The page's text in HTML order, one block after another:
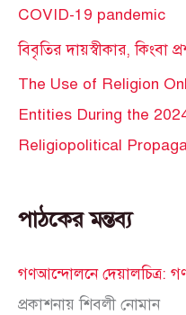
COVID-19 pandemic
বিবৃতির দায়স্বীকার, কিংবা
The Use of Religion
Entities During the
Religiopolitical
পাঠকের মন্তব্য
গণআন্দোলনে দেয়ালচিত্র:
প্রকাশনায়শিবলী নোমান